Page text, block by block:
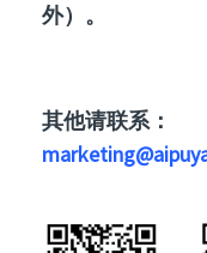
外）。
其他请联系：